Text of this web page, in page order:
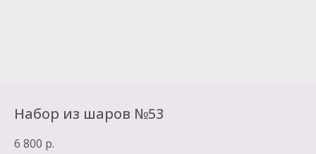
Набор из шаров №53
6 800 р.